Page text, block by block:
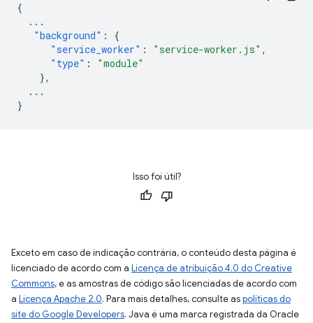
{
...
"background" :
{
"service_worker" : "service-worker.js" ,
"type" :
"module"
},
...
}
Isso foi útil?
Exceto em caso de indicação contrária, o conteúdo desta página é
licenciado de acordo com a Licença de atribuição 4.0 do Creative
Commons, e as amostras de código são licenciadas de acordo com
a Licença Apache 2.0. Para mais detalhes, consulte aspolíticas do
site do Google Developers. Java é uma marca registrada da Oracle